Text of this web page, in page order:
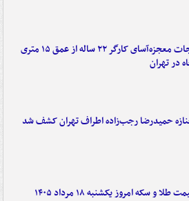
نجات معجزه‌آسای کارگر ۲۲ ساله از عمق ۱۵ متری
در تهران
حمیدرضا رجب‌زاده اطراف تهران کشف شد
طلا و سکه امروز یکشنبه ۱۸ مرداد ۱۴۰۵